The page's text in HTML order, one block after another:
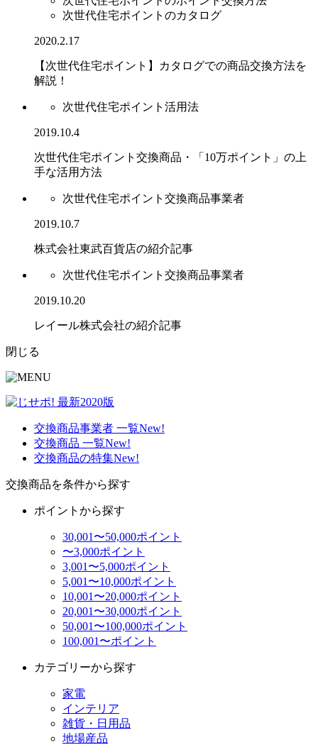
次世代住宅ポイントのカタログ
2020.2.17
【次世代住宅ポイント】カタログでの商品交換方法を
解説！
次世代住宅ポイント活用法
2019.10.4
次世代住宅ポイント交換商品・「10万ポイント」の上
手な活用方法
次世代住宅ポイント交換商品事業者
2019.10.7
株式会社東武百貨店の紹介記事
次世代住宅ポイント交換商品事業者
2019.10.20
レイール株式会社の紹介記事
閉じる
交換商品事業者 一覧New!
交換商品 一覧New!
交換商品の特集New!
交換商品を条件から探す
ポイントから探す
30,001〜50,000ポイント
〜3,000ポイント
3,001〜5,000ポイント
5,001〜10,000ポイント
10,001〜20,000ポイント
20,001〜30,000ポイント
50,001〜100,000ポイント
100,001〜ポイント
カテゴリーから探す
家電
インテリア
雑貨・日用品
地場産品